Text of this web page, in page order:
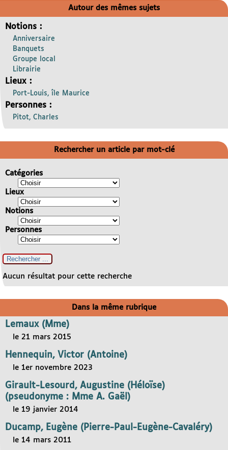
Autour des mêmes sujets
Notions :
Anniversaire
Banquets
Groupe local
Librairie
Lieux :
Port-Louis, île Maurice
Personnes :
Pitot, Charles
Rechercher un article par mot-clé
Catégories
Lieux
Notions
Personnes
Aucun résultat pour cette recherche
Dans la même rubrique
Lemaux (Mme)
le 21 mars 2015
Hennequin, Victor (Antoine)
le 1er novembre 2023
Girault-Lesourd, Augustine (Héloïse)
(pseudonyme : Mme A. Gaël)
le 19 janvier 2014
Ducamp, Eugène (Pierre-Paul-Eugène-Cavaléry)
le 14 mars 2011